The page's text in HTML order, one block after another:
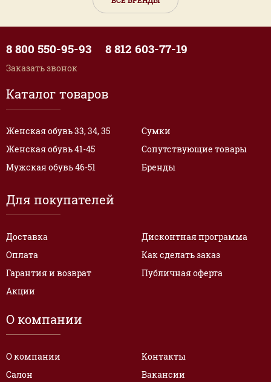
Каталог товаров
Женская обувь 33, 34, 35
Женская обувь 41-45
Мужская обувь 46-51
Сумки
Сопутствующие товары
Бренды
Для покупателей
Доставка
Оплата
Гарантия и возврат
Акции
Дисконтная программа
Как сделать заказ
Публичная оферта
О компании
О компании
Салон
Контакты
Вакансии
8 800 550-95-93 8 812 603-77-19
Заказать звонок